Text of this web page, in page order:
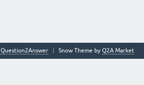
Snow Theme by Q2A Market
Question2Answer